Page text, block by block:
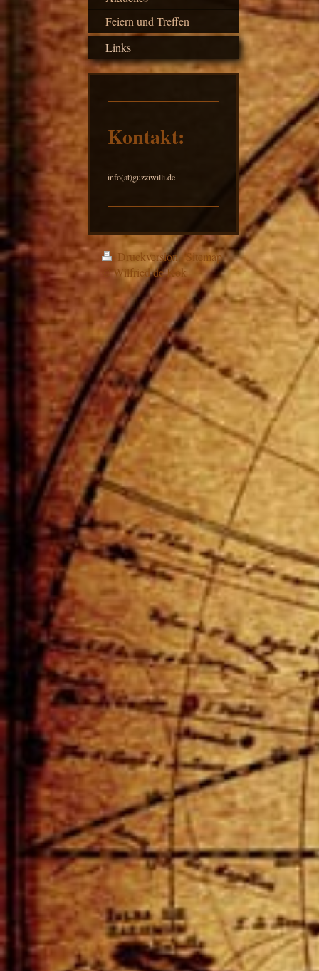
Feiern und Treffen
Links
Kontakt:
info(at)guzziwilli.de
Druckversion|Sitemap
© Wilfried de Kok